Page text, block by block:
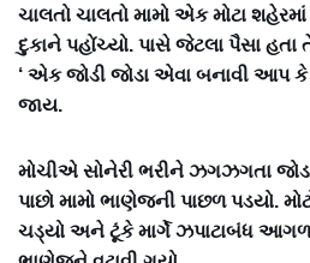
ચાલતો ચાલતો મામો એક મોટા
દુકાને પહોંચ્યો. પાસે જેટલા પૈસા
‘ એક જોડી જોડા એવા બનાવી આપ
જાય.
મોચીએ સોનેરી ભરીને ઝગઝગતા
પાછો મામો ભાણેજની પાછળ પડયો.
ચડ્યો અને ટૂંકે માર્ગે ઝપાટાબંધ આગળ